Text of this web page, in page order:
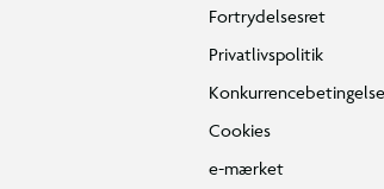
Fortrydelsesret
Privatlivspolitik
Cookies
e-mærket